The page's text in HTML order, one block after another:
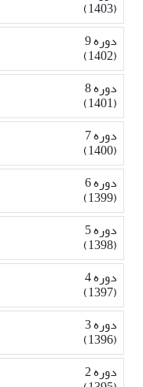
(1403)
دوره 9
(1402)
دوره 8
(1401)
دوره 7
(1400)
دوره 6
(1399)
دوره 5
(1398)
دوره 4
(1397)
دوره 3
(1396)
دوره 2